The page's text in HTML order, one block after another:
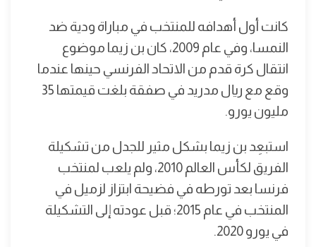
كانت أول أهدافه للمنتخب في مباراة ودية ضد
النمسا، وفي عام 2009، كان بن زيما موضوع
انتقال كرة قدم من الاتحاد الفرنسي حينها عندما
وقع مع ريال مدريد في صفقة بلغت قيمتها 35
مليون يورو.
استبعِد بن زيما بشكل مثير للجدل من تشكيلة
الفريق لكأس العالم 2010، ولم يلعب لمنتخب
فرنسا بعد تورطه في فضيحة ابتزاز لزميل في
المنتخب في عام 2015؛ قبل عودته إلى التشكيلة
في يورو 2020.